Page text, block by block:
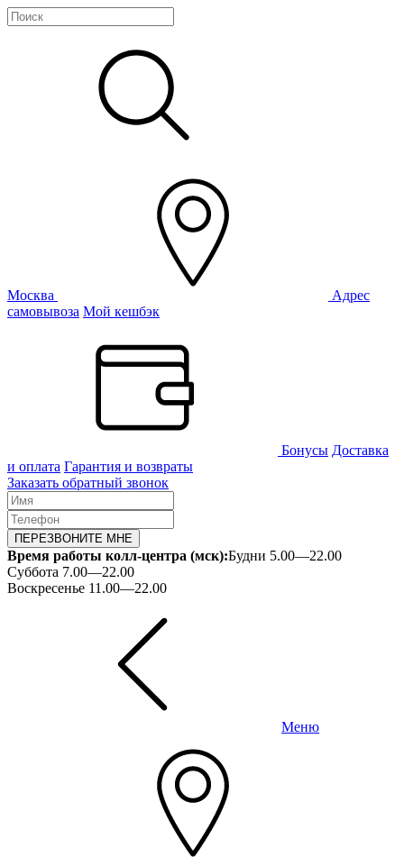
Москва
Адрес
самовывоза Мой кешбэк
Бонусы Доставка
и оплата Гарантия и возвраты
Заказать обратный звонок
ПЕРЕЗВОНИТЕ МНЕ
Время работы колл-центра (мск):Будни 5.00—22.00
Суббота 7.00—22.00
Воскресенье 11.00—22.00
Меню